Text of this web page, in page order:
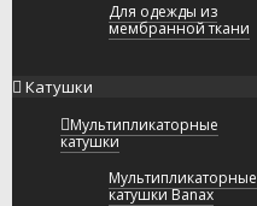
Для одежды из
мембранной ткани
Катушки
Мультипликаторные
катушки
Мультипликаторные
катушки Banax